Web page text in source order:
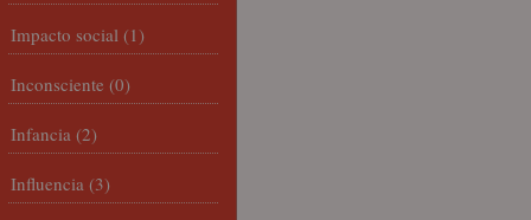
Impacto social (1)
Inconsciente (0)
Infancia (2)
Influencia (3)